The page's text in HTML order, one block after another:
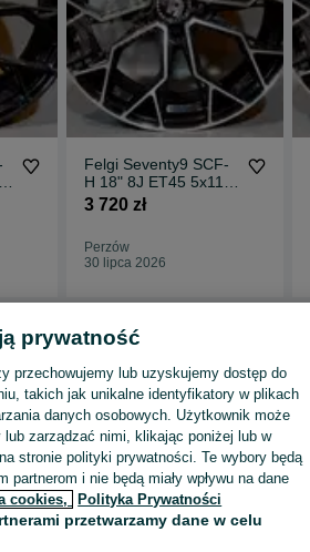
Felgi Seventy9 SCF-
H 18" 8J ET45 5x112
Black Front Polished
3 720 zł
Perzów
30 lipca 2026
Wyświetlenia:
prywatność
przechowujemy lub uzyskujemy dostęp do
takich jak unikalne identyfikatory w plikach
danych osobowych. Użytkownik może
lub zarządzać nimi, klikając poniżej lub w
stronie polityki prywatności. Te wybory będą
partnerom i nie będą miały wpływu na dane
cookies, Polityka Prywatności
przetwarzamy dane w celu